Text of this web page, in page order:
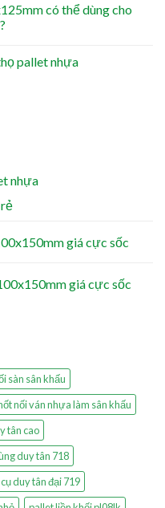
có thể dùng cho
pallet nhựa
nhựa
giá cực sốc
giá cực sốc
sàn sân khấu
nối ván nhựa làm sân khấu
tân cao
duy tân 718
duy tân đại 719